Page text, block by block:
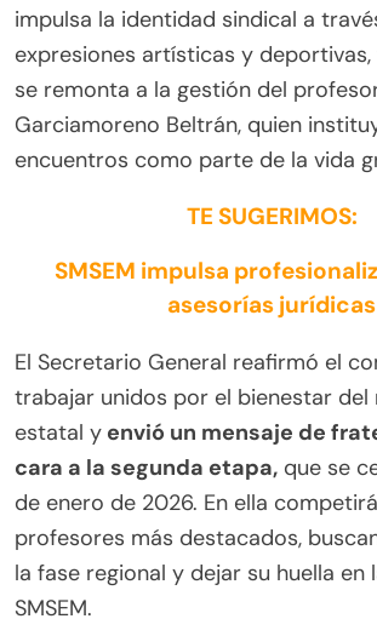
impulsa la identidad sindical a
expresiones artísticas y
se remonta a la gestión del
Garciamoreno Beltrán, quien
encuentros como parte de la vida
TE SUGERIMOS:
SMSEM impulsa
asesorías jurídicas
El Secretario General reafirmó el
trabajar unidos por el bienestar del
estatal y envió un mensaje de
cara a la segunda etapa, que se
de enero de 2026. En ella
profesores más destacados,
la fase regional y dejar su huella en
SMSEM.